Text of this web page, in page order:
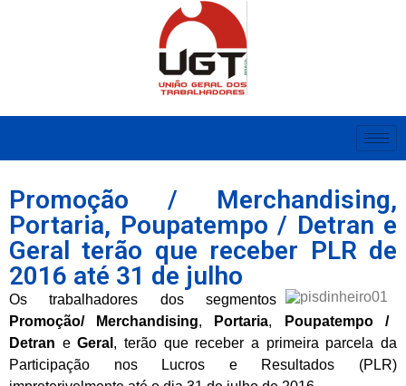
Promoção / Merchandising,
Portaria, Poupatempo / Detran e
Geral terão que receber PLR de
2016 até 31 de julho
Os trabalhadores dos segmentos
Promoção/
Merchandising, Portaria,
Poupatempo /
Detran eGeral , terão que receber a primeira parcela da
Participação nos Lucros e Resultados (PLR)